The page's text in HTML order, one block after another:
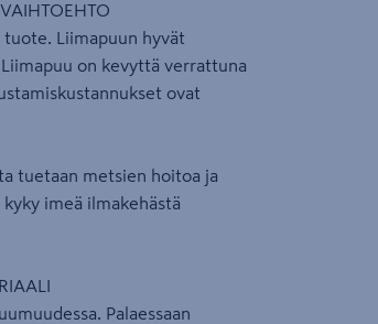
Liimapuun hyvät
on kevyttä verrattuna
ovat
tuetaan metsien hoitoa ja
imeä ilmakehästä
Palaessaan